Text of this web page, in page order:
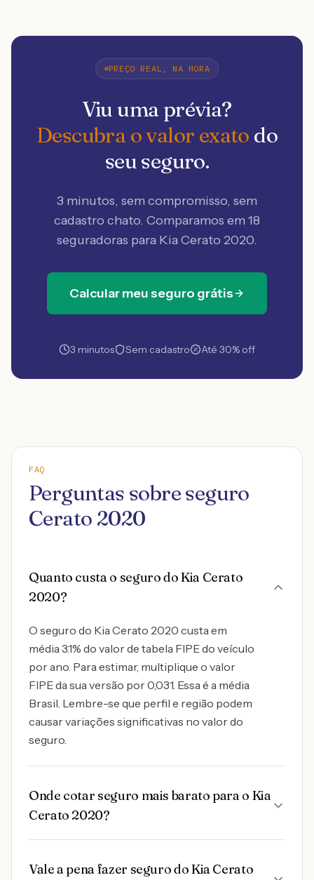
PREÇO REAL, NA HORA
Viu uma prévia?
Descubra o valor exato do
seu seguro.
3 minutos, sem compromisso, sem
cadastro chato. Comparamos em 18
seguradoras para Kia Cerato 2020.
Calcular meu seguro grátis
3 minutos Sem cadastro Até 30% off
FAQ
Perguntas sobre seguro
Cerato 2020
Quanto custa o seguro do Kia Cerato
2020?
O seguro do Kia Cerato 2020 custa em
média 3.1% do valor de tabela FIPE do veículo
por ano. Para estimar, multiplique o valor
FIPE da sua versão por 0,031. Essa é a média
Brasil. Lembre-se que perfil e região podem
causar variações significativas no valor do
seguro.
Onde cotar seguro mais barato para o Kia
Cerato 2020?
Vale a pena fazer seguro do Kia Cerato